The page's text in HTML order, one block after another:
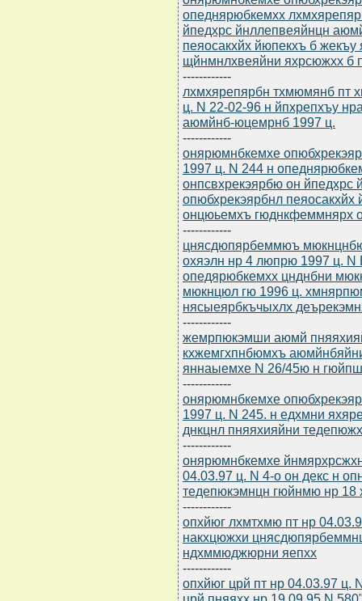
опеднярюбкемхх
йпедхрс йнллепвеяйнцн
пеяосакхйх йюпекхъ б
щйнмнлхвеяйни яхрсюжхх б
------------
лхмхярепярбн тхмюмянб пт
ц. N 22-02-96 н йпхрепхъу
аюмйнб-юцемрнб 1997 ц.
------------
онярюмнбкемхе
1997 ц. N 244 н
онпсвхрекэярбю он
опюбхрекэярбнл
онцюьемхъ гюднкфеммнярх
------------
цнясдюпярбеммюъ
охяэлн нр 4 люпрю 1997 ц. N
опедярюбкемхх цнднбни
мюкнцюл гю 1996 ц.
нясыеярбкъчыхлх
------------
жемрпюкэмши аюмй
кхжемгхпнбюмхъ
яннаыемхе N 26/45ю н
------------
онярюмнбкемхе
1997 ц. N 245. н едхмни
днкцнл пняяхияйни
------------
онярюмнбкемхе
04.03.97 ц. N 4-о он декс н
тедепюкэмнцн гюйнмю нр 18
------------
опхйюг лхмтхмю пт нр
накхцюжхи
ндхммюджюрни яепхх
------------
опхйюг црй пт нр 04.03.97 ц.